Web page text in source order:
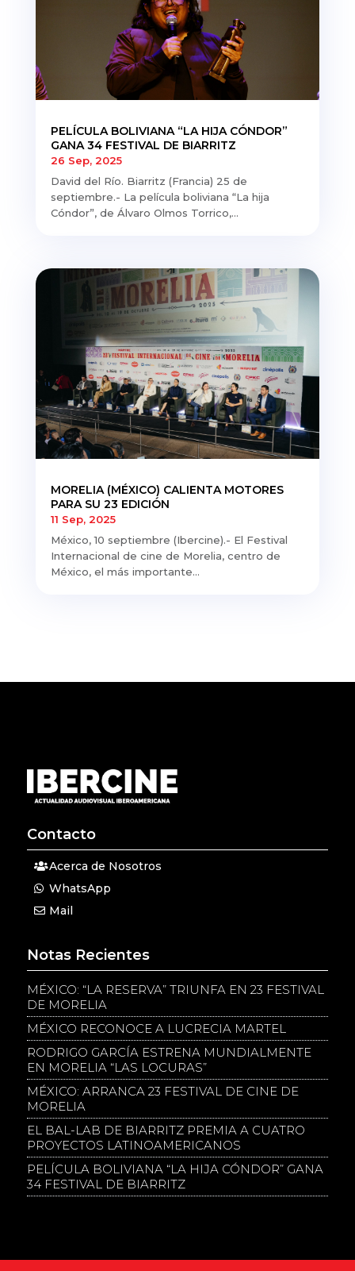
PELÍCULA BOLIVIANA “LA HIJA CÓNDOR”
GANA 34 FESTIVAL DE BIARRITZ
26 Sep, 2025
David del Río. Biarritz (Francia) 25 de
septiembre.- La película boliviana “La hija
Cóndor”, de Álvaro Olmos Torrico,...
MORELIA (MÉXICO) CALIENTA MOTORES
PARA SU 23 EDICIÓN
11 Sep, 2025
México, 10 septiembre (Ibercine).- El Festival
Internacional de cine de Morelia, centro de
México, el más importante...
Contacto
Acerca de Nosotros
WhatsApp
Mail
Notas Recientes
MÉXICO: “LA RESERVA” TRIUNFA EN 23 FESTIVAL
DE MORELIA
MÉXICO RECONOCE A LUCRECIA MARTEL
RODRIGO GARCÍA ESTRENA MUNDIALMENTE
EN MORELIA “LAS LOCURAS”
MÉXICO: ARRANCA 23 FESTIVAL DE CINE DE
MORELIA
EL BAL-LAB DE BIARRITZ PREMIA A CUATRO
PROYECTOS LATINOAMERICANOS
PELÍCULA BOLIVIANA “LA HIJA CÓNDOR” GANA
34 FESTIVAL DE BIARRITZ